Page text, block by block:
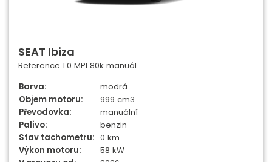
SEAT Ibiza
Reference 1.0 MPI 80k manuál
Barva:
modrá
Objem motoru:
999 cm3
Převodovka:
manuální
Palivo:
benzin
Stav tachometru: 0 km
Výkon motoru:
58 kW